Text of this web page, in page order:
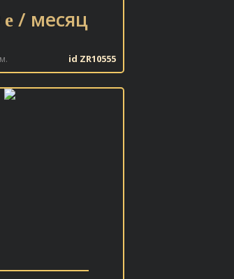
e/ месяц
id ZR10555